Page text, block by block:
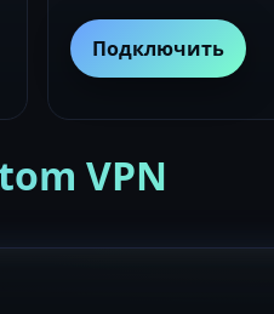
Подключить
VPN